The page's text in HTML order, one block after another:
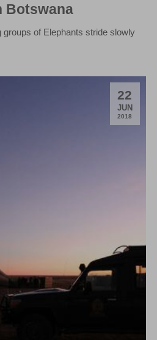
Botswana
groups of Elephants stride slowly
22
JUN.
2018